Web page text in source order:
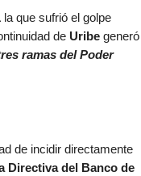
la que sufrió el golpe
de Uribegeneró
ramas del Poder
de incidir directamente
Directiva del Banco de